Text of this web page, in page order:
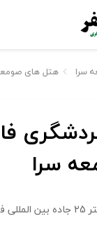
سرا هتل های
سرا